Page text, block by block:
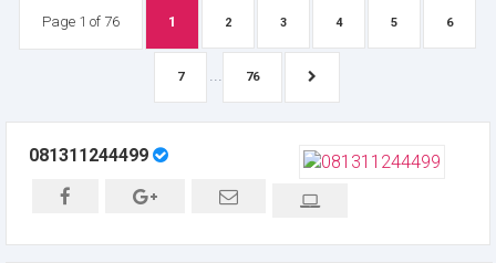
Page 1 of 76 1 2 3 4 5 6
7 76
081311244499